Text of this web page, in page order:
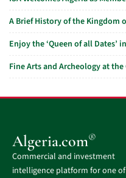
A Brief History of the Kingdom
Enjoy the ‘Queen of all Dates’
Fine Arts and Archeology at
Algeria.com®
Commercial and investment
intelligence platform for one of